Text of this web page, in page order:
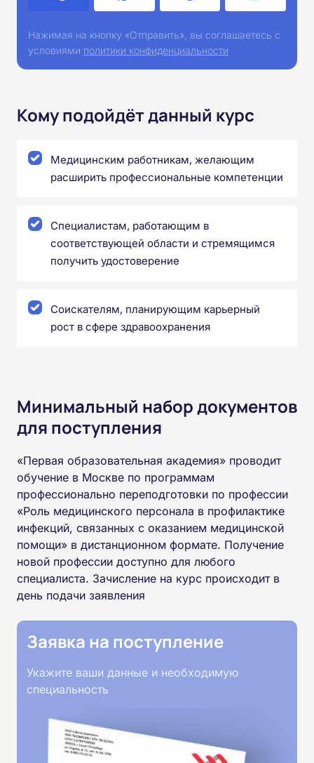
Нажимая на кнопку «Отправить», вы соглашаетесь с
условиями политики конфиденциальности
Кому подойдёт данный курс
Медицинским работникам, желающим
расширить профессиональные компетенции
Специалистам, работающим в
соответствующей области и стремящимся
получить удостоверение
Соискателям, планирующим карьерный
рост в сфере здравоохранения
Минимальный набор документов
для поступления
«Первая образовательная академия» проводит
обучение в Москве по программам
профессионально переподготовки по профессии
«Роль медицинского персонала в профилактике
инфекций, связанных с оказанием медицинской
помощи» в дистанционном формате. Получение
новой профессии доступно для любого
специалиста. Зачисление на курс происходит в
день подачи заявления
Заявка на поступление
Укажите ваши данные и необходимую
специальность